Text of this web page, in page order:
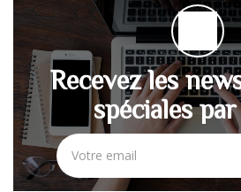
Recevez les
spéciales